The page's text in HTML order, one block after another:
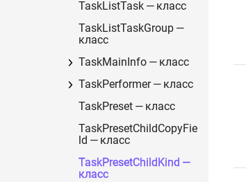
TaskListTask — класс
TaskListTaskGroup —
класс
TaskMainInfo — класс
TaskPerformer — класс
TaskPreset — класс
TaskPresetChildCopyFie
ld — класс
TaskPresetChildKind —
класс